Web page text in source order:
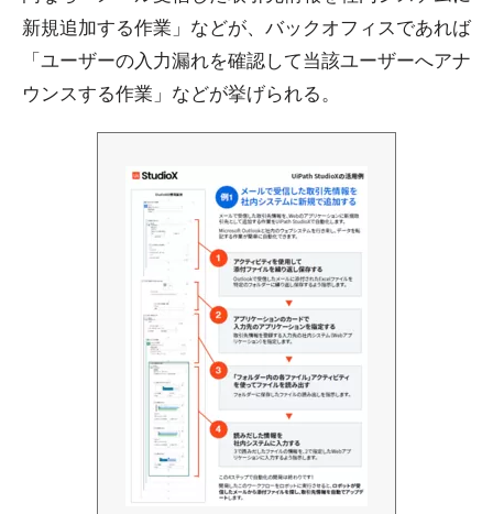
新規追加する作業」などが、バックオフィスであれば
「ユーザーの入力漏れを確認して当該ユーザーへアナ
ウンスする作業」などが挙げられる。